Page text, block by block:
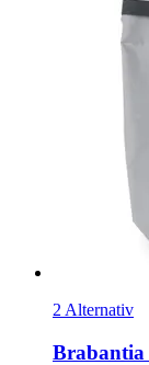
2 Alternativ
Brabantia